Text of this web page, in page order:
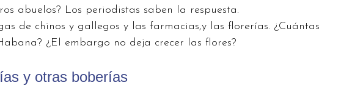
abuelos? Los periodistas saben la respuesta.
de chinos y gallegos y las farmacias,y las florerías. ¿Cuántas
¿El embargo no deja crecer las flores?
y otras boberías